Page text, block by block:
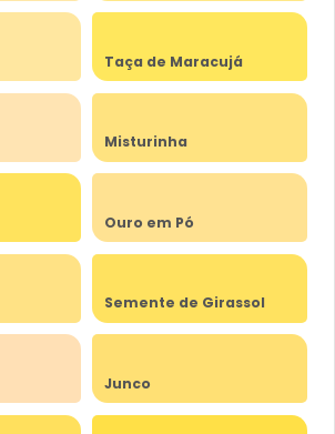
Taça de Maracujá
Misturinha
Ouro em Pó
Semente de Girassol
Junco